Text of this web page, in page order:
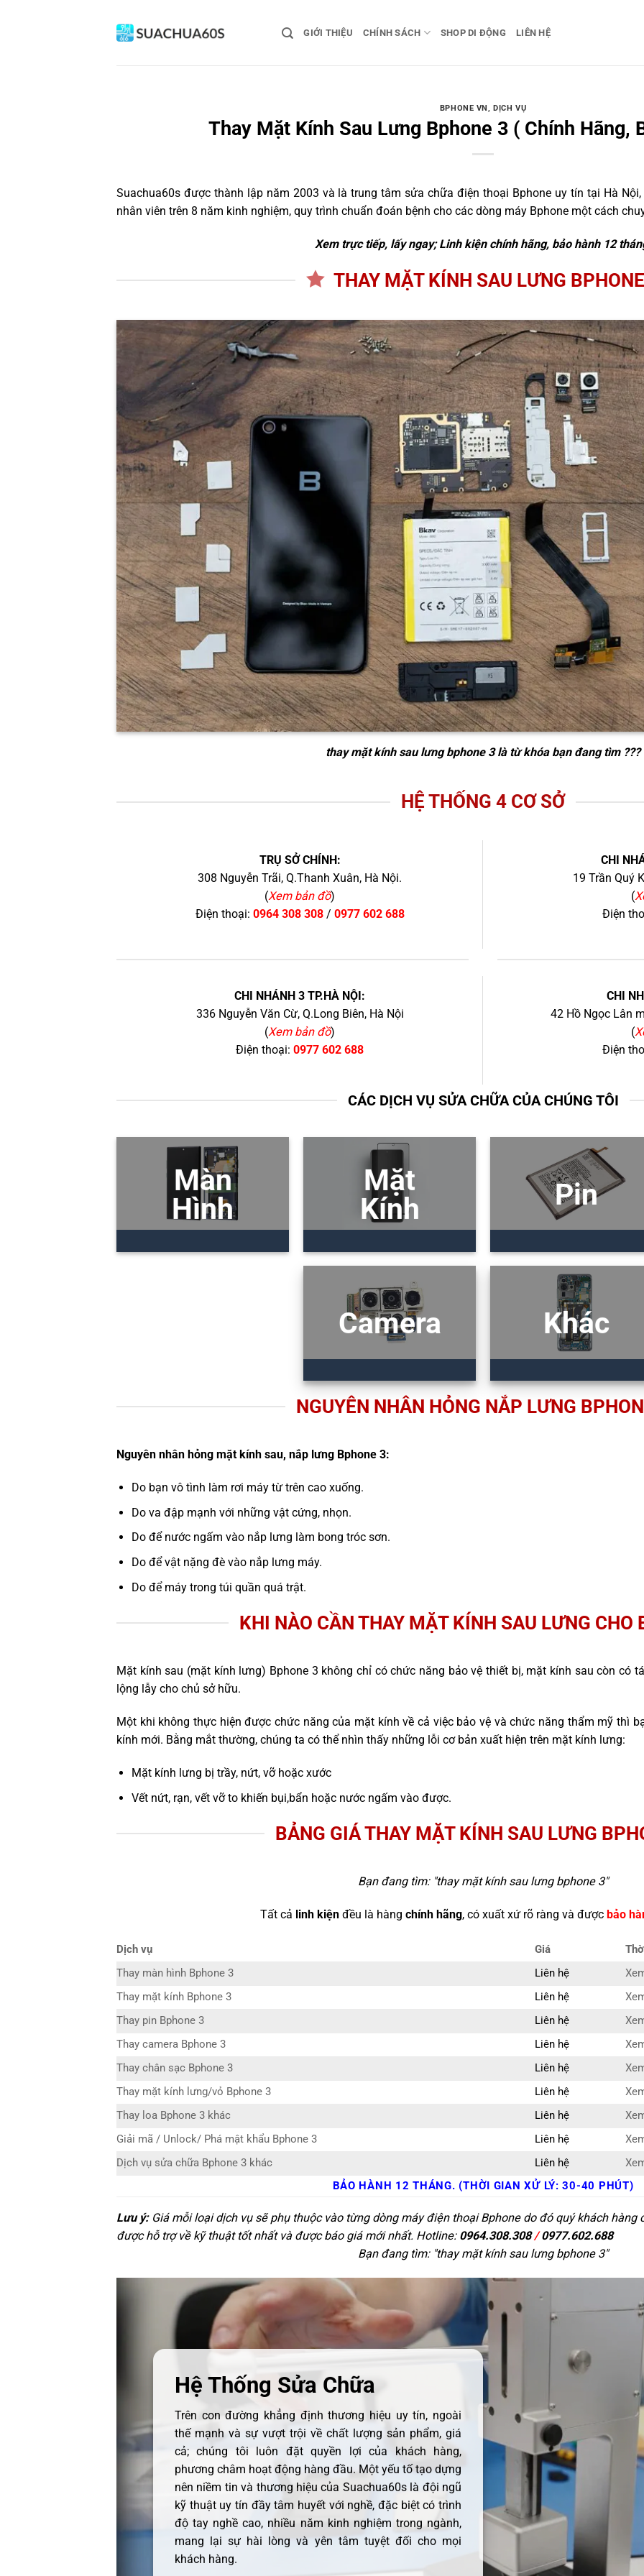
GIỚI THIỆU CHÍNH SÁCH SHOP DI ĐỘNG LIÊN HỆ
BPHONE VN , DỊCH VỤ
Thay Mặt Kính Sau Lưng Bphone 3 ( Chính Hãng,
Suachua60s được thành lập năm 2003 và là trung tâm sửa chữa điện thoại Bphone uy tín tại Hà
nhân viên trên 8 năm kinh nghiệm, quy trình chuẩn đoán bệnh cho các dòng máy Bphone một cách
Xem trực tiếp, lấy ngay; Linh kiện chính hãng, bảo hành 12
THAY MẶT KÍNH SAU LƯNG
thay mặt kính sau lưng bphone 3là từ khóa bạn đang tìm ???
HỆ THỐNG 4 CƠ SỞ
TRỤ SỞ CHÍNH:
308 Nguyễn Trãi, Q.Thanh Xuân, Hà Nội.
(Xem bản đồ)
Điện thoại: 0964 308 308/ 0977 602 688
CHI
19 Trần Quý
(
Điện
CHI NHÁNH 3 TP.HÀ NỘI:
336 Nguyễn Văn Cừ, Q.Long Biên, Hà Nội
(Xem bản đồ)
Điện thoại: 0977 602 688
CHI
42 Hồ Ngọc Lân
(
Điện
CÁC DỊCH VỤ SỬA CHỮA CỦA CHÚNG TÔI
Màn
Hình
Mặt
Kính
Pin
Camera Khác
NGUYÊN NHÂN HỎNG NẮP LƯNG
Nguyên nhân hỏng mặt kính sau, nắp lưng Bphone 3:
Do bạn vô tình làm rơi máy từ trên cao xuống.
Do va đập mạnh với những vật cứng, nhọn.
Do để nước ngấm vào nắp lưng làm bong tróc sơn.
Do để vật nặng đè vào nắp lưng máy.
Do để máy trong túi quần quá trật.
KHI NÀO CẦN THAY MẶT KÍNH SAU LƯNG CHO
Mặt kính sau (mặt kính lưng) Bphone 3 không chỉ có chức năng bảo vệ thiết bị, mặt kính sau còn có
lộng lẫy cho chủ sở hữu.
Một khi không thực hiện được chức năng của mặt kính về cả việc bảo vệ và chức năng thẩm mỹ thì
kính mới. Bằng mắt thường, chúng ta có thể nhìn thấy những lỗi cơ bản xuất hiện trên mặt kính lưng:
Mặt kính lưng bị trầy, nứt, vỡ hoặc xước
Vết nứt, rạn, vết vỡ to khiến bụi,bẩn hoặc nước ngấm vào được.
BẢNG GIÁ THAY MẶT KÍNH SAU LƯNG
Bạn đang tìm: "thay mặt kính sau lưng bphone 3"
Tất cả linh kiệnđều là hàng chính hãng, có xuất xứ rõ ràng và được bảo
Dịch vụ Giá
Thay màn hình Bphone 3
Liên hệ
Thay mặt kính Bphone 3
Liên hệ
Thay pin Bphone 3
Liên hệ
Thay camera Bphone 3
Liên hệ
Thay chân sạc Bphone 3
Liên hệ
Thay mặt kính lưng/vỏ Bphone 3
Liên hệ
Thay loa Bphone 3 khác
Liên hệ
Giải mã / Unlock/ Phá mật khẩu Bphone 3
Liên hệ
Dịch vụ sửa chữa Bphone 3 khác
Liên hệ
BẢO HÀNH 12 THÁNG. (THỜI GIAN XỬ LÝ: 30-40 PHÚT)
Lưu ý:Giá mỗi loại dịch vụ sẽ phụ thuộc vào từng dòng máy điện thoại Bphone do đó quý khách hàng
được hỗ trợ về kỹ thuật tốt nhất và được báo giá mới nhất. Hotline: 0964.308.308/0977.602.688
Bạn đang tìm: "thay mặt kính sau lưng bphone 3"
Hệ Thống Sửa Chữa
Trên con đường khẳng định thương hiệu uy tín, ngoài
thế mạnh và sự vượt trội về chất lượng sản phẩm, giá
cả; chúng tôi luôn đặt quyền lợi của khách hàng,
phương châm hoạt động hàng đầu. Một yếu tố tạo dựng
nên niềm tin và thương hiệu của Suachua60s là đội ngũ
kỹ thuật uy tín đầy tâm huyết với nghề, đặc biệt có trình
độ tay nghề cao, nhiều năm kinh nghiệm trong ngành,
mang lại sự hài lòng và yên tâm tuyệt đối cho mọi
khách hàng.